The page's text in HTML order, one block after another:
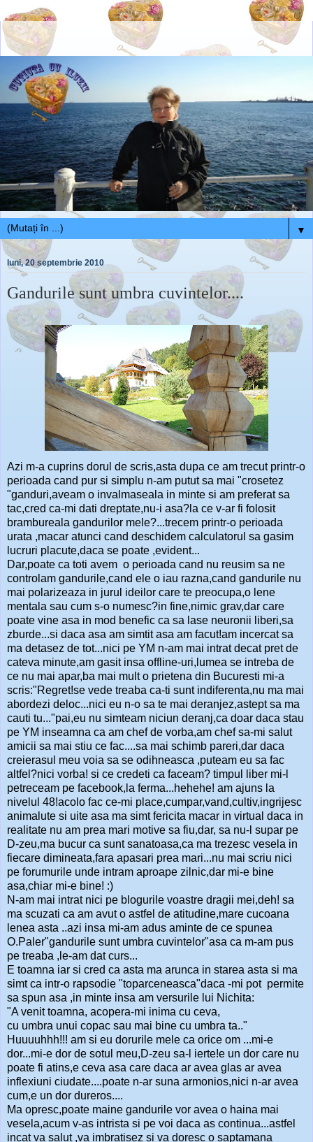
▼
luni, 20 septembrie 2010
Gandurile sunt umbra cuvintelor....
Azi m-a cuprins dorul de scris,asta dupa ce am trecut printr-o
perioada cand pur si simplu n-am putut sa mai "crosetez
"ganduri,aveam o invalmaseala in minte si am preferat sa
tac,cred ca-mi dati dreptate,nu-i asa?la ce v-ar fi folosit
brambureala gandurilor mele?...trecem printr-o perioada
urata ,macar atunci cand deschidem calculatorul sa gasim
lucruri placute,daca se poate ,evident...
Dar,poate ca toti avem o perioada cand nu reusim sa ne
controlam gandurile,cand ele o iau razna,cand gandurile nu
mai polarizeaza in jurul ideilor care te preocupa,o lene
mentala sau cum s-o numesc?in fine,nimic grav,dar care
poate vine asa in mod benefic ca sa lase neuronii liberi,sa
zburde...si daca asa am simtit asa am facut!am incercat sa
ma detasez de tot...nici pe YM n-am mai intrat decat pret de
cateva minute,am gasit insa offline-uri,lumea se intreba de
ce nu mai apar,ba mai mult o prietena din Bucuresti mi-a
scris:"Regret!se vede treaba ca-ti sunt indiferenta,nu ma mai
abordezi deloc...nici eu n-o sa te mai deranjez,astept sa ma
cauti tu..."pai,eu nu simteam niciun deranj,ca doar daca stau
pe YM inseamna ca am chef de vorba,am chef sa-mi salut
amicii sa mai stiu ce fac....sa mai schimb pareri,dar daca
creierasul meu voia sa se odihneasca ,puteam eu sa fac
altfel?nici vorba! si ce credeti ca faceam? timpul liber mi-l
petreceam pe facebook,la ferma...hehehe! am ajuns la
nivelul 48!acolo fac ce-mi place,cumpar,vand,cultiv,ingrijesc
animalute si uite asa ma simt fericita macar in virtual daca in
realitate nu am prea mari motive sa fiu,dar, sa nu-l supar pe
D-zeu,ma bucur ca sunt sanatoasa,ca ma trezesc vesela in
fiecare dimineata,fara apasari prea mari...nu mai scriu nici
pe forumurile unde intram aproape zilnic,dar mi-e bine
asa,chiar mi-e bine! :)
N-am mai intrat nici pe blogurile voastre dragii mei,deh! sa
ma scuzati ca am avut o astfel de atitudine,mare cucoana
lenea asta ..azi insa mi-am adus aminte de ce spunea
O.Paler"gandurile sunt umbra cuvintelor"asa ca m-am pus
pe treaba ,le-am dat curs...
E toamna iar si cred ca asta ma arunca in starea asta si ma
simt ca intr-o rapsodie "toparceneasca"daca -mi pot permite
sa spun asa ,in minte insa am versurile lui Nichita:
"A venit toamna, acopera-mi inima cu ceva,
cu umbra unui copac sau mai bine cu umbra ta.."
Huuuuhhh!!! am si eu dorurile mele ca orice om ...mi-e
dor...mi-e dor de sotul meu,D-zeu sa-l ierte!e un dor care nu
poate fi atins,e ceva asa care daca ar avea glas ar avea
inflexiuni ciudate....poate n-ar suna armonios,nici n-ar avea
cum,e un dor dureros....
Ma opresc,poate maine gandurile vor avea o haina mai
vesela,acum v-as intrista si pe voi daca as continua...astfel
incat va salut ,va imbratisez si va doresc o saptamana